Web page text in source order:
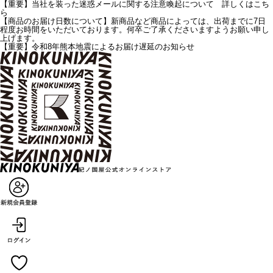
【重要】当社を装った迷惑メールに関する注意喚起について 詳しくはこち
ら
【商品のお届け日数について】新商品など商品によっては、出荷までに7日
程度お時間をいただいております。何卒ご了承くださいますようお願い申し
上げます。
【重要】令和8年熊本地震によるお届け遅延のお知らせ